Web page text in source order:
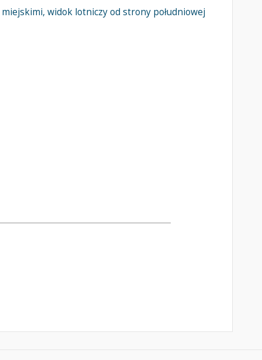
miejskimi, widok lotniczy od strony południowej